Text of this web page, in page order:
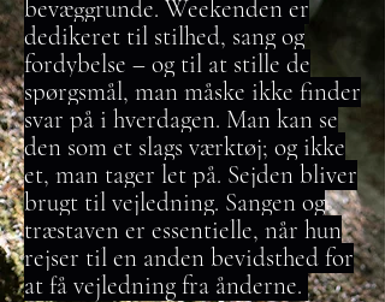
bevæggrunde. Weekenden er
dedikeret til stilhed, sang og
fordybelse – og til at stille de
spørgsmål, man måske ikke finder
svar på i hverdagen. Man kan se
den som et slags værktøj; og ikke
et, man tager let på. Sejden bliver
brugt til vejledning. Sangen og
træstaven er essentielle, når hun
rejser til en anden bevidsthed for
at få vejledning fra ånderne.